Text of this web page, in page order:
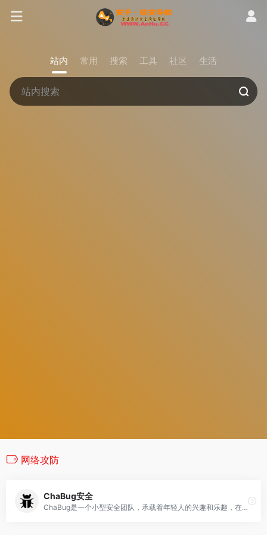
站内 常用 搜索 工具 社区 生活
网络攻防
ChaBug安全
ChaBug是一个小型安全团队，承载着年轻人的兴趣和乐趣，在这里你会有所收获。